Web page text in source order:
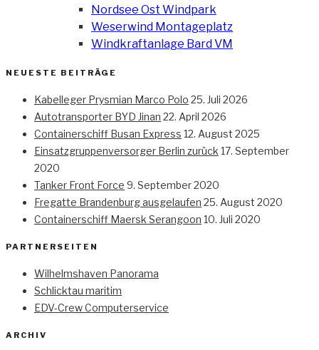
Nordsee Ost Windpark
Weserwind Montageplatz
Windkraftanlage Bard VM
NEUESTE BEITRÄGE
Kabelleger Prysmian Marco Polo 25. Juli 2026
Autotransporter BYD Jinan 22. April 2026
Containerschiff Busan Express 12. August 2025
Einsatzgruppenversorger Berlin zurück 17. September
2020
Tanker Front Force 9. September 2020
Fregatte Brandenburg ausgelaufen 25. August 2020
Containerschiff Maersk Serangoon 10. Juli 2020
PARTNERSEITEN
Wilhelmshaven Panorama
Schlicktau maritim
EDV-Crew Computerservice
ARCHIV